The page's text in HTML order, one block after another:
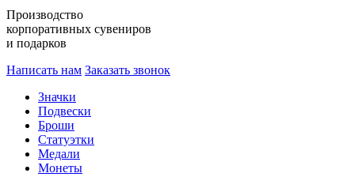
Производство
корпоративных сувениров
и подарков
Написать нам Заказать звонок
Значки
Подвески
Броши
Статуэтки
Медали
Монеты